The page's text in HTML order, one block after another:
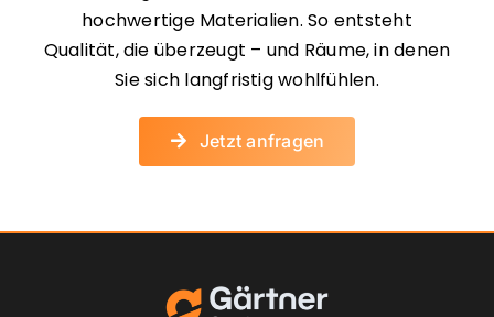
hochwertige Materialien. So entsteht
Qualität, die überzeugt – und Räume, in denen
Sie sich langfristig wohlfühlen.
Jetzt anfragen